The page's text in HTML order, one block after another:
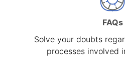
FAQs
Solve your doubts
processes involved